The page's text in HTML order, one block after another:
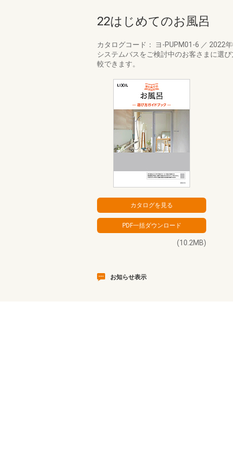
22はじめてのお風呂
カタログコード： ヨ-PUPM01-6 ／ 2022
システムバスをご検討中のお客さまに選
較できます。
(10.2MB)
お知らせ表示